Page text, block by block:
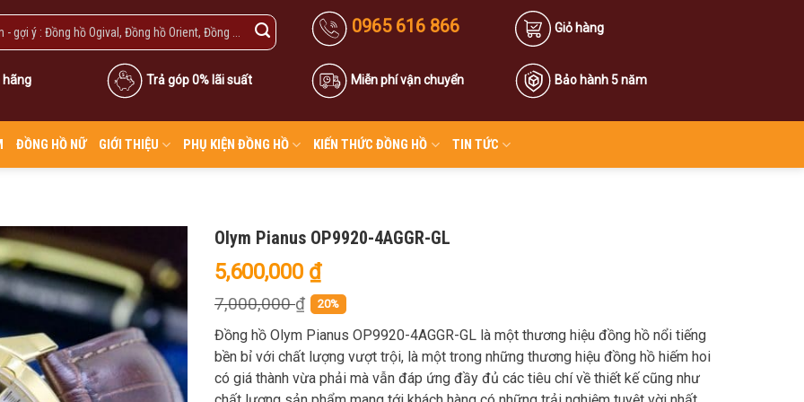
0965 616 866 Giỏ hàng
hãng Trả góp 0% lãi suất Miễn phí vận chuyển Bảo hành 5 năm
ĐỒNG HỒ NỮ GIỚI THIỆU PHỤ KIỆN ĐỒNG HỒ KIẾN THỨC ĐỒNG HỒ TIN TỨC
Olym Pianus OP9920-4AGGR-GL
5,600,000 ₫
7,000,000₫ 20%
Đồng hồ Olym Pianus OP9920-4AGGR-GL là một thương hiệu đồng hồ nổi tiếng
bền bỉ với chất lượng vượt trội, là một trong những thương hiệu đồng hồ hiếm hoi
có giá thành vừa phải mà vẫn đáp ứng đầy đủ các tiêu chí về thiết kế cũng như